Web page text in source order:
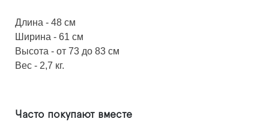
Длина - 48 см
Ширина - 61 см
Высота - от 73 до 83 см
Вес - 2,7 кг.
Часто покупают вместе